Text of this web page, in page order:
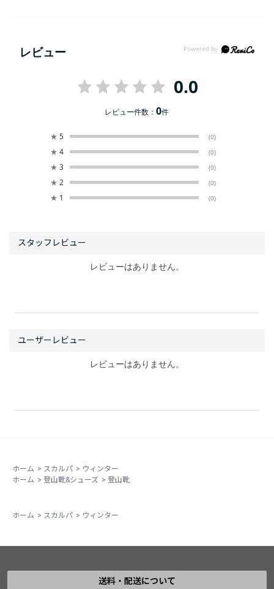
レビュー
0.0
レビュー件数：0件
★ 5 (0)
★ 4 (0)
★ 3 (0)
★ 2 (0)
★ 1 (0)
レビューはありません。
レビューはありません。
ホーム > スカルパ > ウィンター
ホーム > 登山靴&シューズ > 登山靴
ホーム > スカルパ > ウィンター
送料・配送について